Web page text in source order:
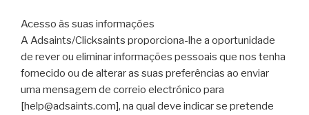
Acesso às suas informações
A Adsaints/Clicksaints proporciona-lhe a oportunidade
de rever ou eliminar informações pessoais que nos tenha
fornecido ou de alterar as suas preferências ao enviar
uma mensagem de correio electrónico para
[help@adsaints.com], na qual deve indicar se pretende